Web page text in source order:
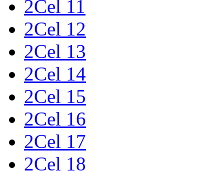
2Cel 11
2Cel 12
2Cel 13
2Cel 14
2Cel 15
2Cel 16
2Cel 17
2Cel 18